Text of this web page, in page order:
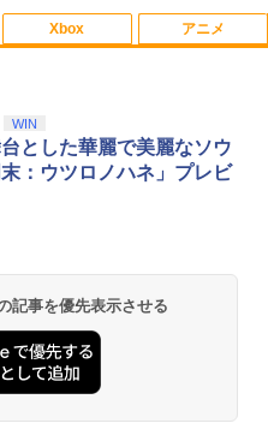
ーン レイダース|オンライン
ーン レイダース -Switch2
5 デジタル・エディション
Console Language: Japan
2200B01)
-PS5 【特典】
コード 封入
Xbox
Xbox ワイヤレス コントロー
C® ケーブル
Xbox ワイヤレス コントロー
ット ホワイト)
Xbox ワイヤレス コントロー
アニメ
滅の刃」無限城編 第一章 猗
常版 [Blu-ray]
滅の刃」無限城編 第一章 猗
常版 [DVD]
WIN
とした華麗で美麗なソウ
：ウツロノハネ」プレビ
記事を優先表示させる